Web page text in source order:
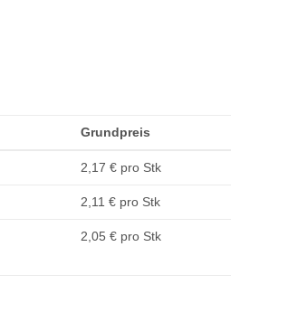
Grundpreis
2,17 € pro Stk
2,11 € pro Stk
2,05 € pro Stk